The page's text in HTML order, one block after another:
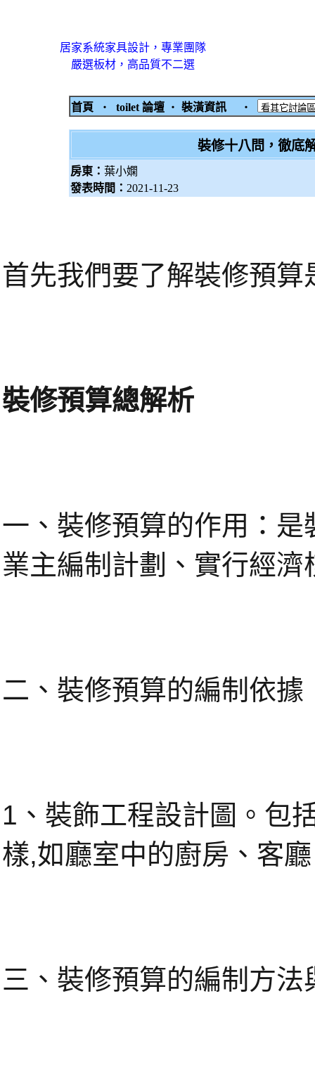
居家系統家具設計，專業團隊
嚴選板材，高品質不二選
首頁 ‧ toilet 論壇 ‧ 裝潢資訊 ‧
裝修十八問，徹底
房東： 葉小嫻
發表時間： 2021-11-23
首先我們要了解裝修預
裝修預算總解析
一、裝修預算的作用：
業主編制計劃、實行經濟
二、裝修預算的編制依據
1、裝飾工程設計圖。包
樣,如廳室中的廚房、客
三、裝修預算的編制方法